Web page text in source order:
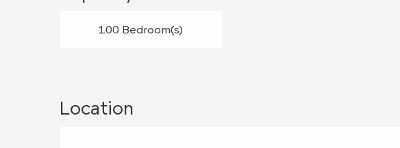
100 Bedroom(s)
Location